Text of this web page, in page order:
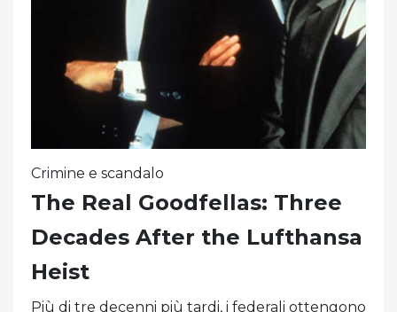
Crimine e scandalo
The Real Goodfellas: Three
Decades After the Lufthansa
Heist
Più di tre decenni più tardi, i federali ottengono